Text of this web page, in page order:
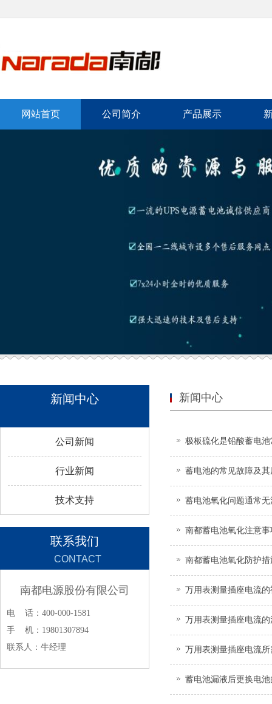
网站首页 公司简介 产品展示
新闻中心
公司新闻
行业新闻
技术支持
联系我们
CONTACT
南都电源股份有限公司
电 话：400-000-1581
手 机：19801307894
联系人：牛经理
新闻中心
极板硫化是铅酸蓄电
蓄电池的常见故障及
蓄电池氧化问题通常
南都蓄电池氧化注意事
南都蓄电池氧化防护措
万用表测量插座电流
万用表测量插座电流
万用表测量插座电流
蓄电池漏液后更换电